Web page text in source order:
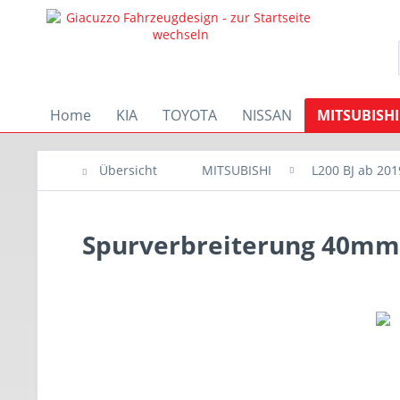
Home KIA TOYOTA NISSAN MITSUBISHI
Übersicht MITSUBISHI L200 BJ ab
Spurverbreiterung